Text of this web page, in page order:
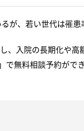
が、若い世代は罹
、入院の長期化や
」で無料相談予約がで